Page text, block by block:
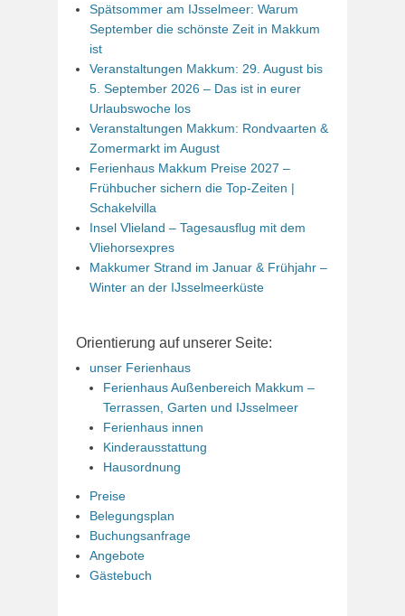
Spätsommer am IJsselmeer: Warum
September die schönste Zeit in Makkum
ist
Veranstaltungen Makkum: 29. August bis
5. September 2026 – Das ist in eurer
Urlaubswoche los
Veranstaltungen Makkum: Rondvaarten &
Zomermarkt im August
Ferienhaus Makkum Preise 2027 –
Frühbucher sichern die Top-Zeiten |
Schakelvilla
Insel Vlieland – Tagesausflug mit dem
Vliehorsexpres
Makkumer Strand im Januar & Frühjahr –
Winter an der IJsselmeerküste
Orientierung auf unserer Seite:
unser Ferienhaus
Ferienhaus Außenbereich Makkum –
Terrassen, Garten und IJsselmeer
Ferienhaus innen
Kinderausstattung
Hausordnung
Preise
Belegungsplan
Buchungsanfrage
Angebote
Gästebuch